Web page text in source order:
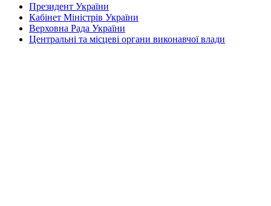
Президент України
Кабінет Міністрів України
Верховна Рада України
Центральні та місцеві органи виконавчої влади